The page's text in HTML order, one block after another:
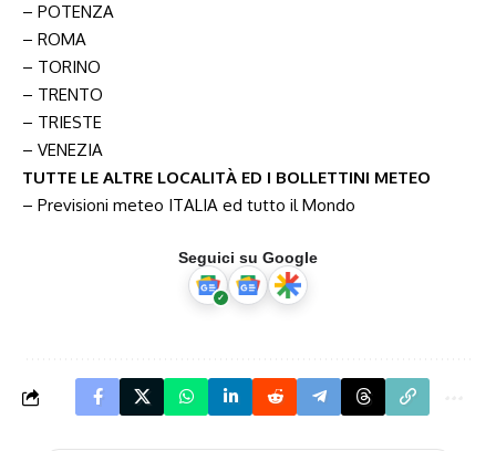
– POTENZA
– ROMA
– TORINO
– TRENTO
– TRIESTE
– VENEZIA
TUTTE LE ALTRE LOCALITÀ ED I BOLLETTINI METEO
– Previsioni meteo ITALIA ed tutto il Mondo
Seguici su Google